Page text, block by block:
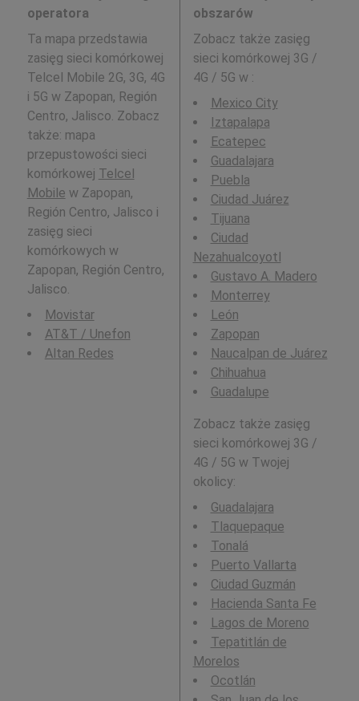
operatora
Ta mapa przedstawia
zasięg sieci komórkowej
Telcel Mobile 2G, 3G, 4G
i 5G w Zapopan, Región
Centro, Jalisco. Zobacz
także: mapa
przepustowości sieci
komórkowej Telcel
Mobile w Zapopan,
Región Centro, Jalisco i
zasięg sieci
komórkowych w
Zapopan, Región Centro,
Jalisco.
Movistar
AT&T / Unefon
Altan Redes
obszarów
Zobacz także zasięg
sieci komórkowej 3G /
4G / 5G w :
Mexico City
Iztapalapa
Ecatepec
Guadalajara
Puebla
Ciudad Juárez
Tijuana
Ciudad
Nezahualcoyotl
Gustavo A. Madero
Monterrey
León
Zapopan
Naucalpan de Juárez
Chihuahua
Guadalupe
Zobacz także zasięg
sieci komórkowej 3G /
4G / 5G w Twojej
okolicy:
Guadalajara
Tlaquepaque
Tonalá
Puerto Vallarta
Ciudad Guzmán
Hacienda Santa Fe
Lagos de Moreno
Tepatitlán de
Morelos
Ocotlán